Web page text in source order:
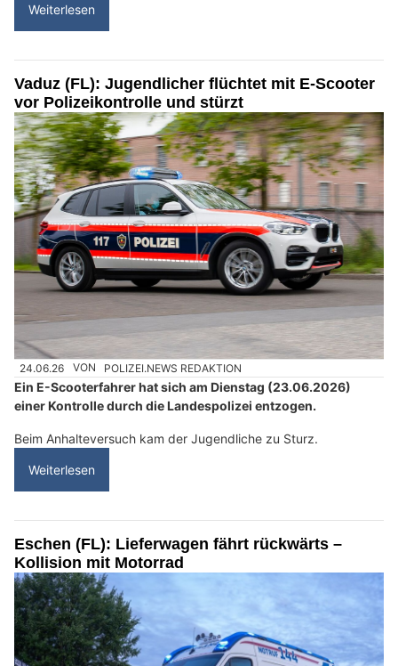
Weiterlesen
Vaduz (FL): Jugendlicher flüchtet mit E-Scooter
vor Polizeikontrolle und stürzt
24.06.26 VON POLIZEI.NEWS REDAKTION
Ein E-Scooterfahrer hat sich am Dienstag (23.06.2026)
einer Kontrolle durch die Landespolizei entzogen.
Beim Anhalteversuch kam der Jugendliche zu Sturz.
Weiterlesen
Eschen (FL): Lieferwagen fährt rückwärts –
Kollision mit Motorrad